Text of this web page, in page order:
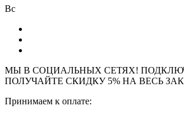
Вс
МЫ В СОЦИАЛЬНЫХ СЕТЯХ!
ПОЛУЧАЙТЕ СКИДКУ 5% НА ВЕСЬ
Принимаем к оплате: